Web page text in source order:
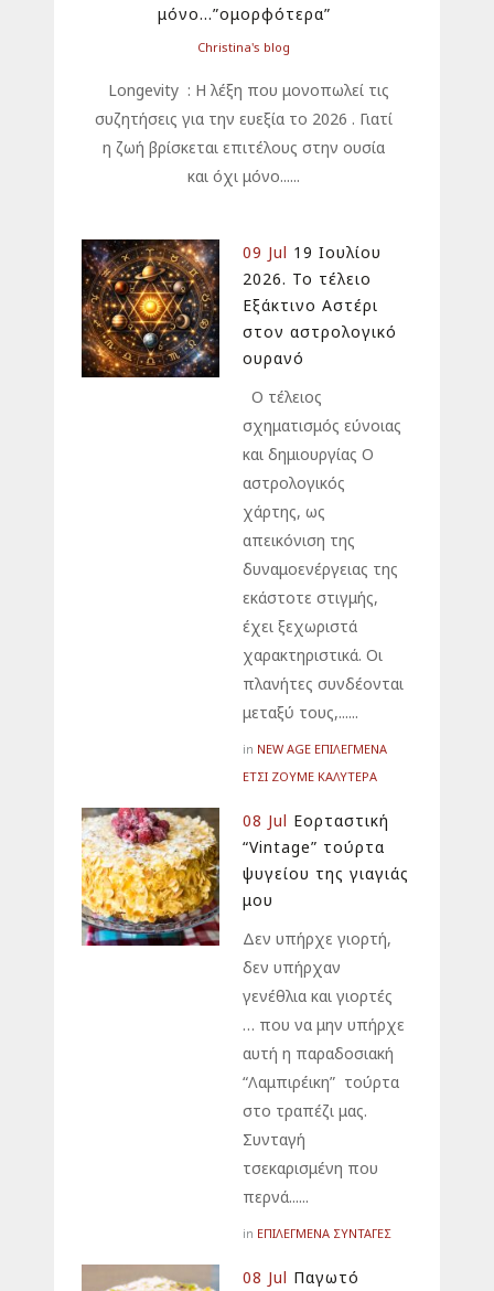
μόνο…”ομορφότερα”
Christina's blog
Longevity : Η λέξη που μονοπωλεί τις
συζητήσεις για την ευεξία το 2026 . Γιατί
η ζωή βρίσκεται επιτέλους στην ουσία
και όχι μόνο......
09 Jul 19 Ιουλίου
2026. Το τέλειο
Εξάκτινο Αστέρι
στον αστρολογικό
ουρανό
Ο τέλειος
σχηματισμός εύνοιας
και δημιουργίας Ο
αστρολογικός
χάρτης, ως
απεικόνιση της
δυναμοενέργειας της
εκάστοτε στιγμής,
έχει ξεχωριστά
χαρακτηριστικά. Οι
πλανήτες συνδέονται
μεταξύ τους,......
in NEW AGE ΕΠΙΛΕΓΜΕΝΑ
ΕΤΣΙ ΖΟΥΜΕ ΚΑΛΥΤΕΡΑ
08 Jul Εορταστική
“Vintage” τούρτα
ψυγείου της γιαγιάς
μου
Δεν υπήρχε γιορτή,
δεν υπήρχαν
γενέθλια και γιορτές
… που να μην υπήρχε
αυτή η παραδοσιακή
“Λαμπιρέικη” τούρτα
στο τραπέζι μας.
Συνταγή
τσεκαρισμένη που
περνά......
in ΕΠΙΛΕΓΜΕΝΑ ΣΥΝΤΑΓΕΣ
08 Jul Παγωτό